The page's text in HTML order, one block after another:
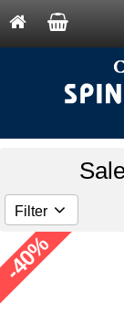
Filter
-40%